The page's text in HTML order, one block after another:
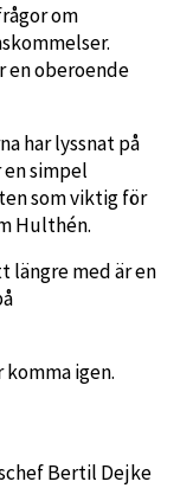
om
en oberoende
har lyssnat på
simpel
som viktig för
Hulthén.
längre med är en
igen.
Bertil Dejke